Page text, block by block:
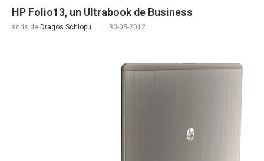
HP Folio13, un Ultrabook de Business
scris de Dragos Schiopu 30-03-2012